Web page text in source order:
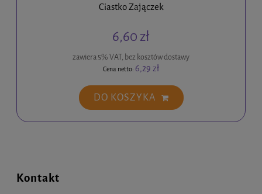
Ciastko Zajączek
6,60 zł
zawiera 5% VAT, bez kosztów dostawy
Cena netto: 6,29 zł
DO KOSZYKA
Kontakt